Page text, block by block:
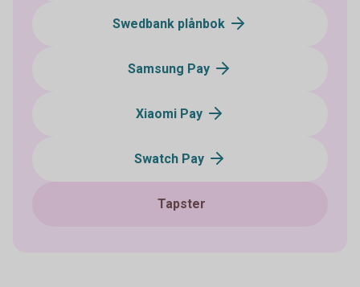
Swedbank plånbok
Samsung Pay
Xiaomi Pay
Swatch Pay
Tapster